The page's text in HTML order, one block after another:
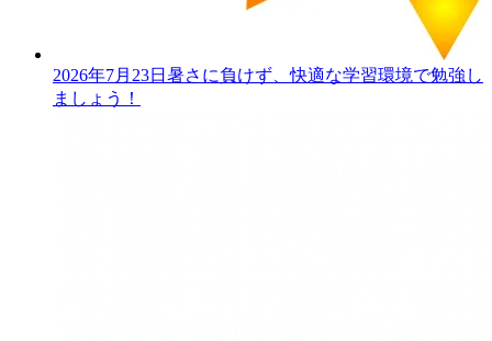
2026年7月23日 暑さに負けず、快適な学習環境で勉強し
ましょう！